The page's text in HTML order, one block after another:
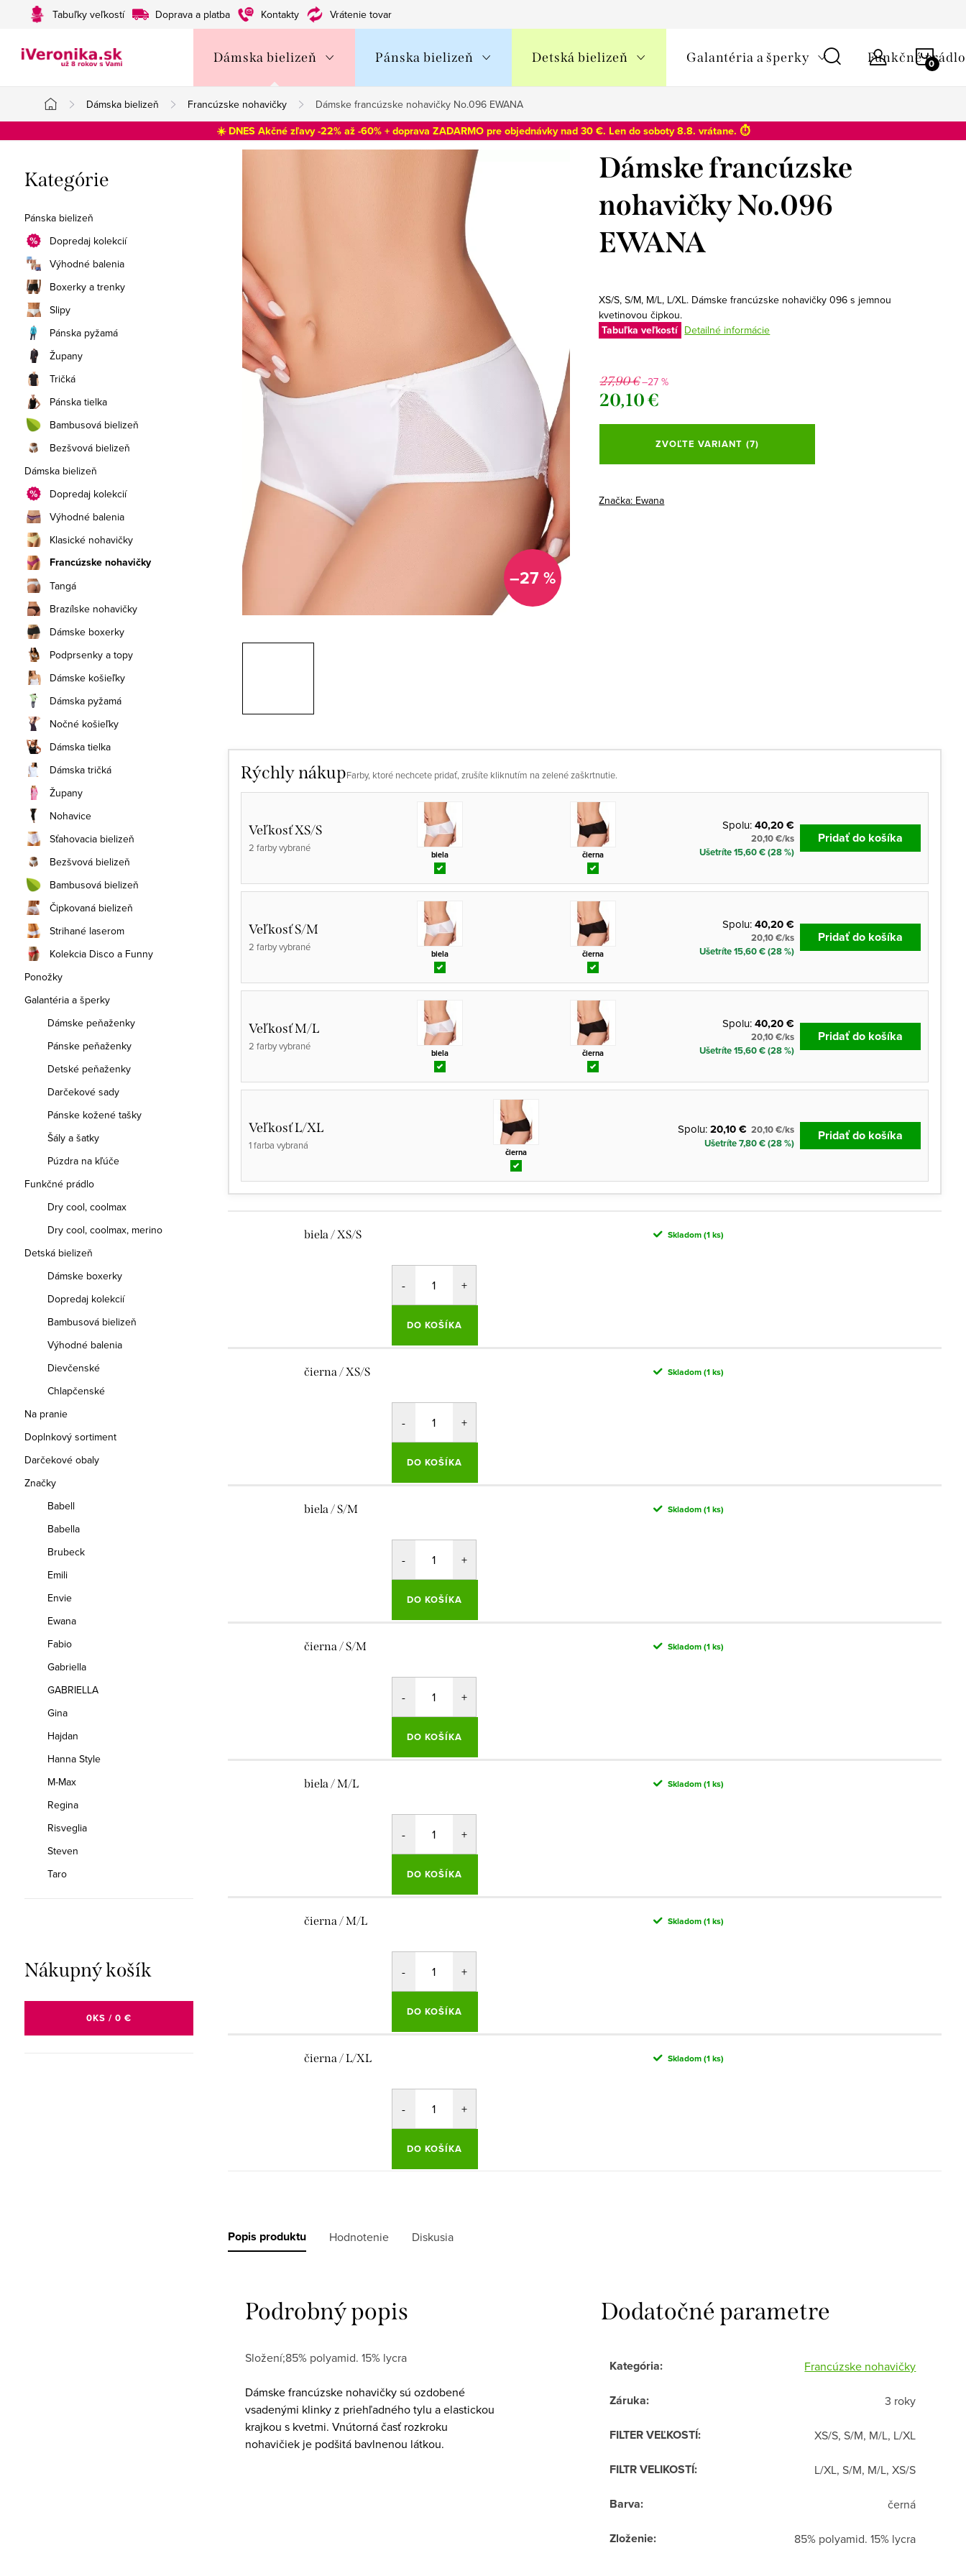
Tabuľky veľkostí Doprava a platba Kontakty Vrátenie tovaru
Dámska bielizeň Pánska bielizeň Detská bielizeň Galantéria a šperky Funkčné prádlo
Domov
Dámska bielizeň Francúzske nohavičky Dámske francúzske nohavičky No.096 EWANA
☀️ DNES Akčné zľavy -22% až -60% + doprava ZADARMO pre objednávky nad 30 €. Len dosoboty 8.8. vrátane. ⏱️
o
č
n
ý
p
a
n
e
l
Preskočiť
kategórie
Kategórie
Pánska bielizeň
Dopredaj kolekcií
Výhodné balenia
Boxerky a trenky
Slipy
Pánska pyžamá
Župany
Tričká
Pánska tielka
Bambusová bielizeň
Bezšvová bielizeň
Dámska bielizeň
Dopredaj kolekcií
Výhodné balenia
Klasické nohavičky
Francúzske nohavičky
Tangá
Brazílske nohavičky
Dámske boxerky
Podprsenky a topy
Dámske košieľky
Dámska pyžamá
Nočné košieľky
Dámska tielka
Dámska tričká
Župany
Nohavice
Sťahovacia bielizeň
Bezšvová bielizeň
Bambusová bielizeň
Čipkovaná bielizeň
Strihané laserom
Kolekcia Disco a Funny
Ponožky
Galantéria a šperky
Dámske peňaženky
Pánske peňaženky
Detské peňaženky
Darčekové sady
Pánske kožené tašky
Šály a šatky
Púzdra na kľúče
Funkčné prádlo
Dry cool, coolmax
Dry cool, coolmax, merino
Detská bielizeň
Dámske boxerky
Dopredaj kolekcií
Bambusová bielizeň
Výhodné balenia
Dievčenské
Chlapčenské
Na pranie
Doplnkový sortiment
Darčekové obaly
Značky
Babell
Babella
Brubeck
Emili
Envie
Ewana
Fabio
Gabriella
GABRIELLA
Gina
Hajdan
Hanna Style
M-Max
Regina
Risveglia
Steven
Taro
Nákupný košík
0KS / 0 €
–27 %
Dámske francúzske
nohavičky No.096
EWANA
XS/S, S/M, M/L, L/XL. Dámske francúzske nohavičky 096 s jemnou
kvetinovou čipkou.
Tabuľka veľkostí Detailné informácie
27,90 €–27 %
20,10 €
Jednotková
ZVOĽTE VARIANT (7)
Značka: Ewana
Rýchly nákupFarby, ktoré nechcete pridať, zrušíte kliknutím na zelené zaškrtnutie.
Veľkosť XS/S
2 farby vybrané
biela čierna
Spolu:40,20 €
20,10 €/ks
Ušetríte 15,60 € (28 %)
Pridať do košíka
Veľkosť S/M
2 farby vybrané
biela čierna
Spolu:40,20 €
20,10 €/ks
Ušetríte 15,60 € (28 %)
Pridať do košíka
Veľkosť M/L
2 farby vybrané
biela čierna
Spolu:40,20 €
20,10 €/ks
Ušetríte 15,60 € (28 %)
Pridať do košíka
Veľkosť L/XL
1 farba vybraná
čierna
Spolu:20,10 € 20,10 €/ks
Ušetríte 7,80 € (28 %)
Pridať do košíka
biela / XS/S Skladom(1 ks)
DO KOŠÍKA
čierna / XS/S Skladom(1 ks)
DO KOŠÍKA
biela / S/M Skladom(1 ks)
DO KOŠÍKA
čierna / S/M Skladom(1 ks)
DO KOŠÍKA
biela / M/L Skladom(1 ks)
DO KOŠÍKA
čierna / M/L Skladom(1 ks)
DO KOŠÍKA
čierna / L/XL Skladom(1 ks)
DO KOŠÍKA
Popis produktu Hodnotenie Diskusia
Podrobný popis
Složení;85% polyamid. 15% lycra
Dámske francúzske nohavičky sú ozdobené
vsadenými klinky z priehľadného tylu a elastickou
krajkou s kvetmi. Vnútorná časť rozkroku
nohavičiek je podšitá bavlnenou látkou.
Dodatočné parametre
Kategória: Francúzske nohavičky
Záruka: 3 roky
FILTER VEĽKOSTÍ: XS/S, S/M, M/L, L/XL
FILTR VELIKOSTÍ: L/XL, S/M, M/L, XS/S
Barva: černá
Zloženie: 85% polyamid. 15% lycra